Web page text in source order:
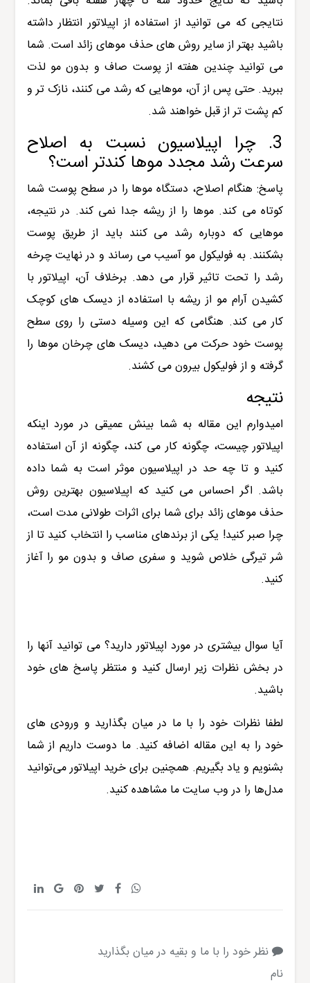
نتایجی که می توانید از استفاده از اپیلاتور انتظار داشته
باشید بهتر از سایر روش های حذف موهای زائد است. شما
می توانید چندین هفته از پوست صاف و بدون مو لذت
ببرید. حتی پس از آن، موهایی که رشد می کنند، نازک تر و
کم پشت تر از قبل خواهند شد.
3. چرا اپیلاسیون نسبت به اصلاح
سرعت رشد مجدد موها کندتر است؟
پاسخ: هنگام اصلاح، دستگاه موها را در سطح پوست شما
کوتاه می کند. موها را از ریشه جدا نمی کند. در نتیجه،
موهایی که دوباره رشد می کنند باید از طریق پوست
بشکنند. به فولیکول مو آسیب می رساند و در نهایت چرخه
رشد را تحت تاثیر قرار می دهد. برخلاف آن، اپیلاتور با
کشیدن آرام مو از ریشه با استفاده از دیسک های کوچک
کار می کند. هنگامی که این وسیله دستی را روی سطح
پوست خود حرکت می دهید، دیسک های چرخان موها را
گرفته و از فولیکول بیرون می کشند.
نتیجه
امیدوارم این مقاله به شما بینش عمیقی در مورد اینکه
اپیلاتور چیست، چگونه کار می کند، چگونه از آن استفاده
کنید و تا چه حد در اپیلاسیون موثر است به شما داده
باشد. اگر احساس می کنید که اپیلاسیون بهترین روش
حذف موهای زائد برای شما برای اثرات طولانی مدت است،
چرا صبر کنید! یکی از برندهای مناسب را انتخاب کنید تا از
شر تیرگی خلاص شوید و سفری صاف و بدون مو را آغاز
کنید.
آیا سوال بیشتری در مورد اپیلاتور دارید؟ می توانید آنها را
در بخش نظرات زیر ارسال کنید و منتظر پاسخ های خود
باشید.
لطفا نظرات خود را با ما در میان بگذارید و ورودی های
خود را به این مقاله اضافه کنید. ما دوست داریم از شما
بشنویم و یاد بگیریم. همچنین برای خرید اپیلاتور می‌توانید
مدل‌ها را در وب سایت ما مشاهده کنید.
نظر خود را با ما و بقیه در میان بگذارید
نام